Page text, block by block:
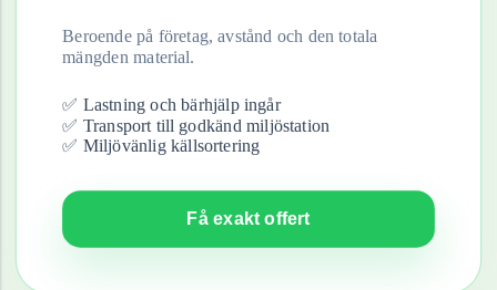
Beroende på företag, avstånd och den totala
mängden material.
✅ Lastning och bärhjälp ingår
✅ Transport till godkänd miljöstation
✅ Miljövänlig källsortering
Få exakt offert